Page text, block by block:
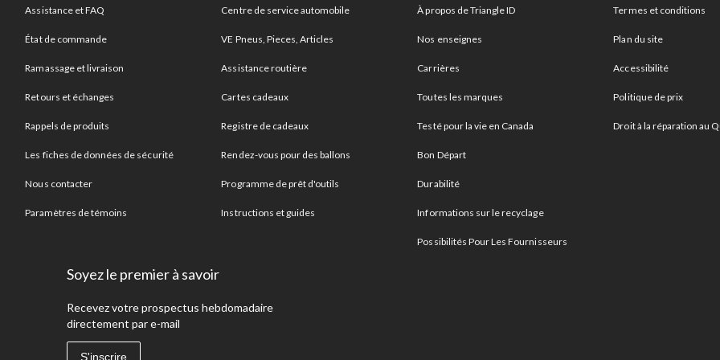
Assistance et FAQ
État de commande
Ramassage et livraison
Retours et échanges
Rappels de produits
Les fiches de données de sécurité
Nous contacter
Paramètres de témoins
Centre de service automobile
VE Pneus, Pieces, Articles
Assistance routière
Cartes cadeaux
Registre de cadeaux
Rendez-vous pour des ballons
Programme de prêt d'outils
Instructions et guides
À propos de Triangle ID
Nos enseignes
Carrières
Toutes les marques
Testé pour la vie en Canada
Bon Départ
Durabilité
Informations sur le recyclage
Possibilités Pour Les Fournisseurs
Termes et conditions
Plan du site
Accessibilité
Politique de prix
Droit à la réparation au
Soyez le premier à savoir
Recevez votre prospectus hebdomadaire
directement par e-mail
S'inscrire